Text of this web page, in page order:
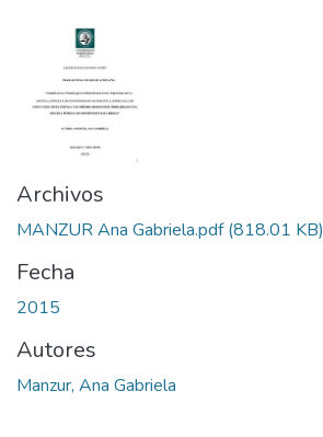
Archivos
MANZUR Ana Gabriela.pdf(818.01 KB)
Fecha
2015
Autores
Manzur, Ana Gabriela